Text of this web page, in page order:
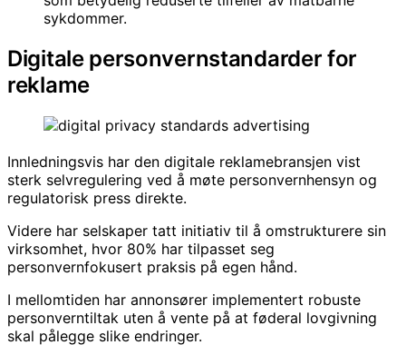
sykdommer.
Digitale personvernstandarder for
reklame
Innledningsvis har den digitale reklamebransjen vist
sterk selvregulering ved å møte personvernhensyn og
regulatorisk press direkte.
Videre har selskaper tatt initiativ til å omstrukturere sin
virksomhet, hvor 80% har tilpasset seg
personvernfokusert praksis på egen hånd.
I mellomtiden har annonsører implementert robuste
personverntiltak uten å vente på at føderal lovgivning
skal pålegge slike endringer.